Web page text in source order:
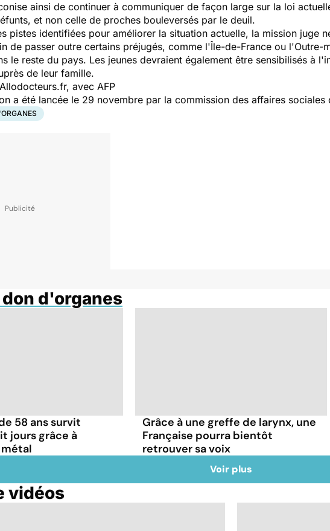
ainsi de continuer à communiquer de façon large sur la loi
et non celle de proches bouleversés par le deuil.
pistes identifiées pour améliorer la situation actuelle, la mission juge
de passer outre certains préjugés, comme l'Île-de-France ou l'Outre-
le reste du pays. Les jeunes devraient également être sensibilisés à
de leur famille.
avec AFP
a été lancée le 29 novembre par la commission des affaires sociales
d'organes
58 ans survit
jours grâce à
Grâce à une greffe de larynx, une
Française pourra bientôt
retrouver sa voix
Voir plus
vidéos